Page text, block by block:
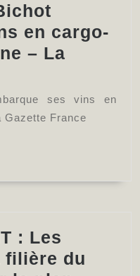
en cargo-
– La
ses vins en
France
: Les
filière du